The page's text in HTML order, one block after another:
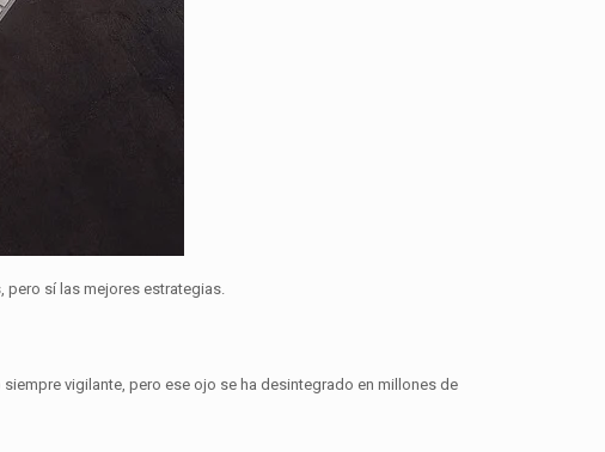
pero sí las mejores estrategias.
siempre vigilante, pero ese ojo se ha desintegrado en millones de